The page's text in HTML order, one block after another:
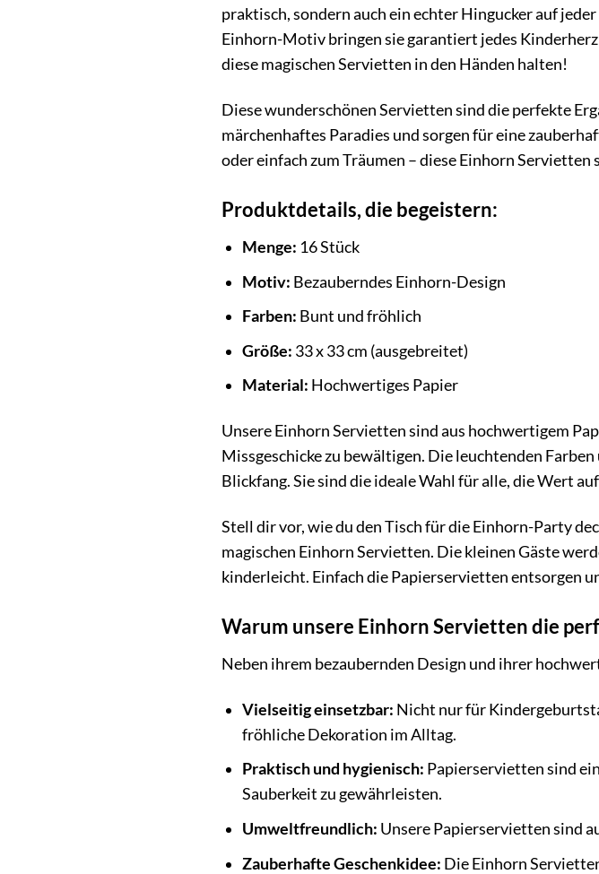
praktisch, sondern auch ein echter Hingucker auf
Einhorn-Motiv bringen sie garantiert jedes
diese magischen Servietten in den Händen halten!
Diese wunderschönen Servietten sind die perfekte
märchenhaftes Paradies und sorgen für eine
oder einfach zum Träumen – diese Einhorn
Produktdetails, die begeistern:
Menge: 16 Stück
Motiv: Bezauberndes Einhorn-Design
Farben: Bunt und fröhlich
Größe: 33 x 33 cm (ausgebreitet)
Material: Hochwertiges Papier
Unsere Einhorn Servietten sind aus hochwertigem
Missgeschicke zu bewältigen. Die leuchtenden
Blickfang. Sie sind die ideale Wahl für alle, die Wert
Stell dir vor, wie du den Tisch für die Einhorn-Party
magischen Einhorn Servietten. Die kleinen Gäste
kinderleicht. Einfach die Papierservietten entsorgen
Warum unsere Einhorn Servietten die
Neben ihrem bezaubernden Design und ihrer
Vielseitig einsetzbar: Nicht nur für
fröhliche Dekoration im Alltag.
Praktisch und hygienisch: Papierservietten sind
Sauberkeit zu gewährleisten.
Umweltfreundlich: Unsere Papierservietten sind
Zauberhafte Geschenkidee: Die Einhorn